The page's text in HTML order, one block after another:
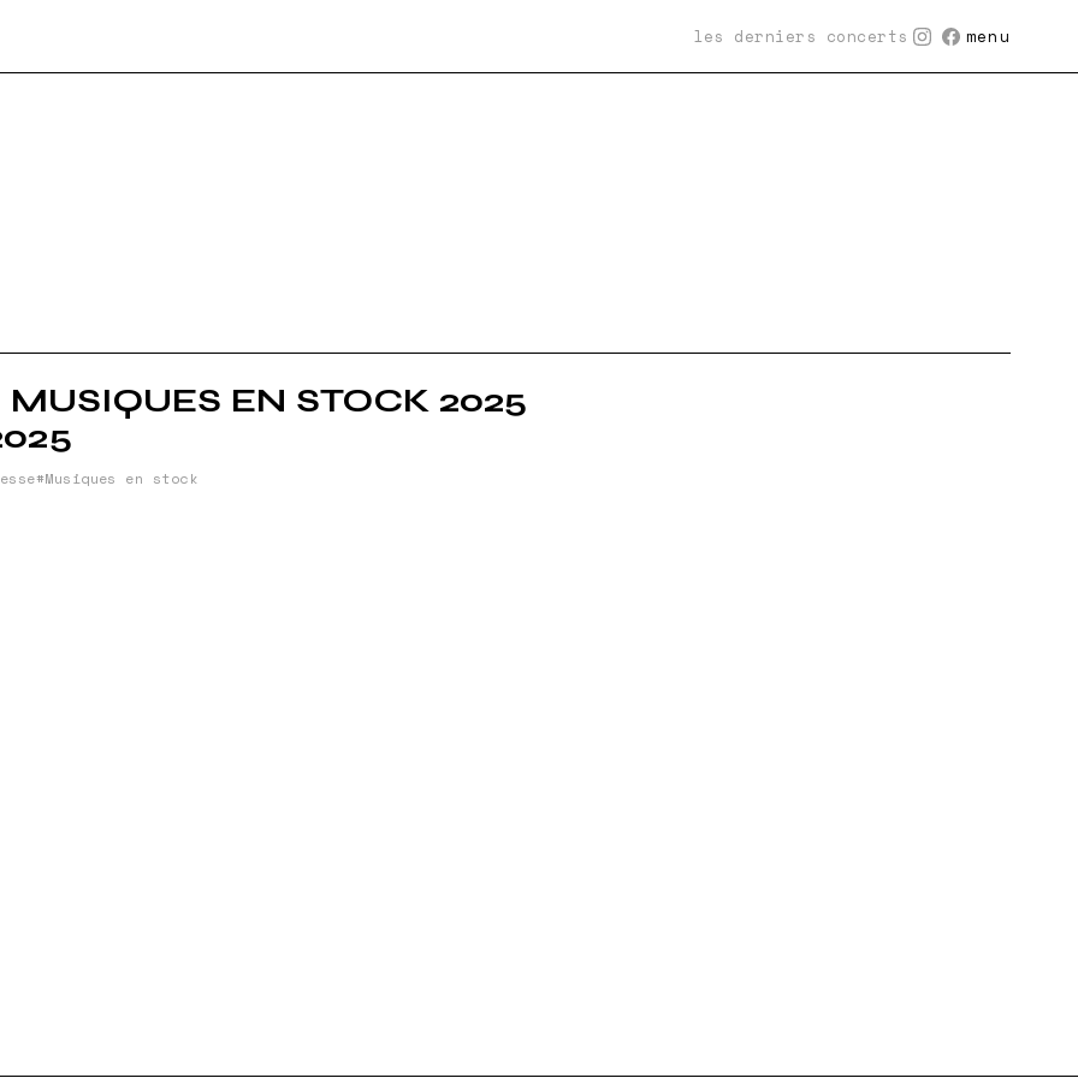
les derniers concerts menu
EN STOCK 2025
Musiques en stock